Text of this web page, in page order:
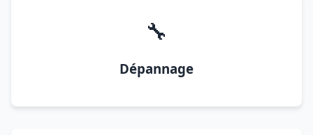
🔧
Dépannage